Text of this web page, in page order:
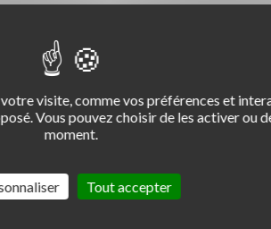
3 4
visite, comme vos préférences et
Vous pouvez choisir de les activer ou
moment.
Tout accepter